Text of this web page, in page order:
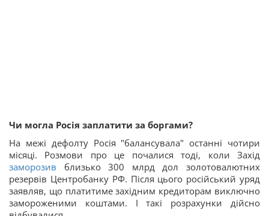
Чи могла Росія заплатити за боргами?
На межі дефолту Росія "балансувала" останні чотири
місяці. Розмови про це почалися тоді, коли Захід
заморозив близько 300 млрд дол золотовалютних
резервів Центробанку РФ. Після цього російський уряд
заявляв, що платитиме західним кредиторам виключно
замороженими коштами. І такі розрахунки дійсно